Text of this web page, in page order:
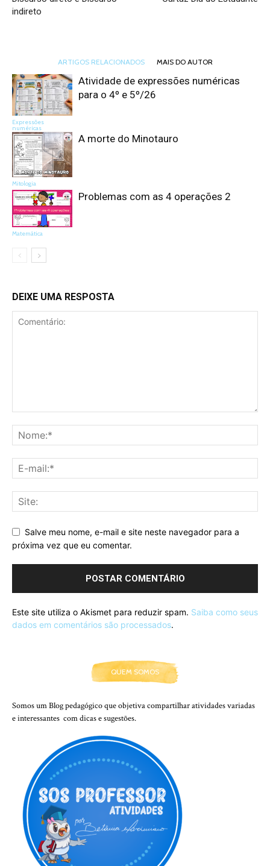
indireto
ARTIGOS RELACIONADOS MAIS DO AUTOR
Expressões
numéricas
Atividade de expressões numéricas
para o 4º e 5º/26
Mitologia
A morte do Minotauro
Matemática
Problemas com as 4 operações 2
DEIXE UMA RESPOSTA
Salve meu nome, e-mail e site neste navegador para a
próxima vez que eu comentar.
Este site utiliza o Akismet para reduzir spam. Saiba como seus
dados em comentários são processados.
QUEM SOMOS
Somos um Blog pedagógico que objetiva compartilhar atividades variadas
e interessantes com dicas e sugestões.